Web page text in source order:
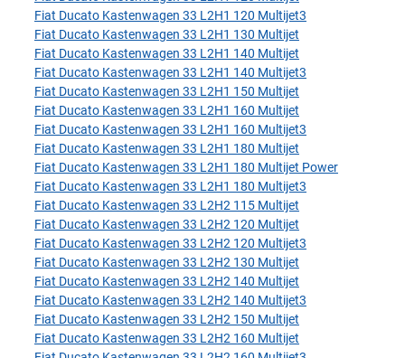
Fiat Ducato Kastenwagen 33 L2H1 120 Multijet3
Fiat Ducato Kastenwagen 33 L2H1 130 Multijet
Fiat Ducato Kastenwagen 33 L2H1 140 Multijet
Fiat Ducato Kastenwagen 33 L2H1 140 Multijet3
Fiat Ducato Kastenwagen 33 L2H1 150 Multijet
Fiat Ducato Kastenwagen 33 L2H1 160 Multijet
Fiat Ducato Kastenwagen 33 L2H1 160 Multijet3
Fiat Ducato Kastenwagen 33 L2H1 180 Multijet
Fiat Ducato Kastenwagen 33 L2H1 180 Multijet Power
Fiat Ducato Kastenwagen 33 L2H1 180 Multijet3
Fiat Ducato Kastenwagen 33 L2H2 115 Multijet
Fiat Ducato Kastenwagen 33 L2H2 120 Multijet
Fiat Ducato Kastenwagen 33 L2H2 120 Multijet3
Fiat Ducato Kastenwagen 33 L2H2 130 Multijet
Fiat Ducato Kastenwagen 33 L2H2 140 Multijet
Fiat Ducato Kastenwagen 33 L2H2 140 Multijet3
Fiat Ducato Kastenwagen 33 L2H2 150 Multijet
Fiat Ducato Kastenwagen 33 L2H2 160 Multijet